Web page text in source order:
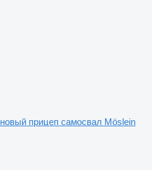
новый прицеп самосвал Möslein